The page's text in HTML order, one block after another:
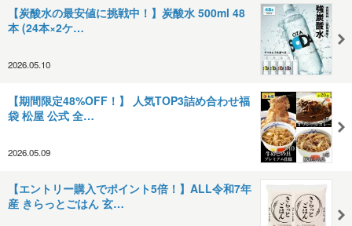
【炭酸水の最安値に挑戦中！】炭酸水 500ml 48
本 (24本×2ケ…
2026.05.10
【期間限定48%OFF！】 人気TOP3詰め合わせ福
袋 松屋 公式 全…
2026.05.09
【エントリー購入でポイント5倍！】ALL令和7年
産 きらっとごはん 玄…